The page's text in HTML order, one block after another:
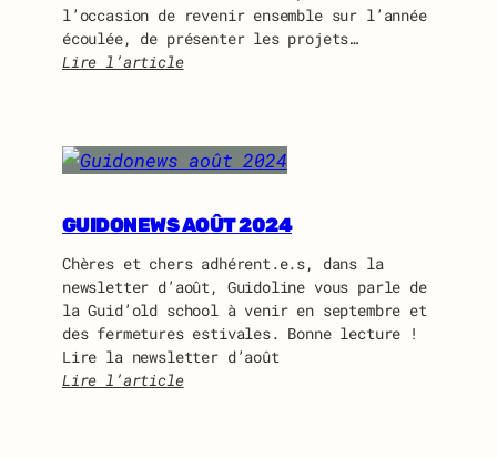
l’occasion de revenir ensemble sur l’année
écoulée, de présenter les projets…
Lire l’article
s
e
b
é
e
G
é
n
é
GUIDONEWS AOÛT 2024
Chères et chers adhérent.e.s, dans la
newsletter d’août, Guidoline vous parle de
la Guid’old school à venir en septembre et
des fermetures estivales. Bonne lecture !
Lire la newsletter d’août
Lire l’article